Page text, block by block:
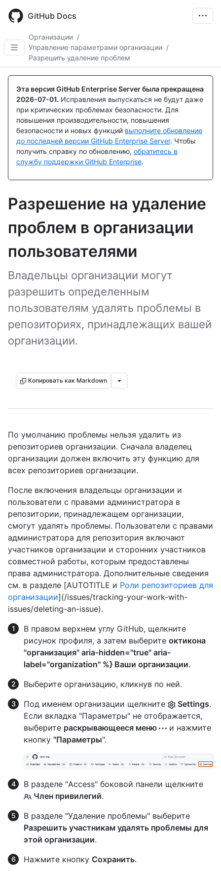
main
GitHub Docs
Организации /
Управление параметрами организации /
Разрешить удаление проблем
Эта версия GitHub Enterprise Server была прекращена
2026-07-01. Исправления выпускаться не будут даже
при критических проблемах безопасности. Для
повышения производительности, повышения
безопасности и новых функций выполните обновление
до последней версии GitHub Enterprise Server. Чтобы
получить справку по обновлению, обратитесь в
службу поддержки GitHub Enterprise.
Разрешение на удаление
проблем в организации
пользователями
Владельцы организации могут
разрешить определенным
пользователям удалять проблемы в
репозиториях, принадлежащих вашей
организации.
Копировать как Markdown
По умолчанию проблемы нельзя удалить из
репозиториев организации. Сначала владелец
организации должен включить эту функцию для
всех репозиториев организации.
После включения владельцы организации и
пользователи с правами администратора в
репозитории, принадлежащем организации,
смогут удалять проблемы. Пользователи с правами
администратора для репозитория включают
участников организации и сторонних участников
совместной работы, которым предоставлены
права администратора. Дополнительные сведения
см. в разделе [AUTOTITLE и Роли репозиториев для
организации](/issues/tracking-your-work-with-
issues/deleting-an-issue).
В правом верхнем углу GitHub, щелкните
рисунок профиля, а затем выберите октикона
"организация" aria-hidden="true" aria-
label="organization" %} Ваши организации.
Выберите организацию, кликнув по ней.
Под именем организации щелкните
Settings.
Если вкладка "Параметры" не отображается,
выберите раскрывающееся меню
и нажмите
кнопку "Параметры".
В разделе "Access" боковой панели щелкните
Член привилегий.
В разделе "Удаление проблемы" выберите
Разрешить участникам удалять проблемы для
этой организации.
Нажмите кнопку Сохранить.